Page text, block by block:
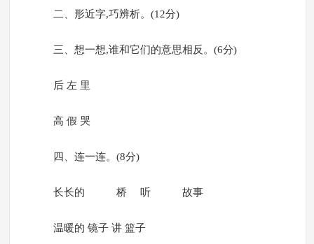
二、形近字,巧辨析。(12分)
三、想一想,谁和它们的意思相反。(6分)
后 左 里
高 假 哭
四、连一连。(8分)
长长的 桥 听 故事
温暖的 镜子 讲 篮子